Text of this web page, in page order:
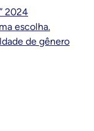
2024
escolha.
de gênero